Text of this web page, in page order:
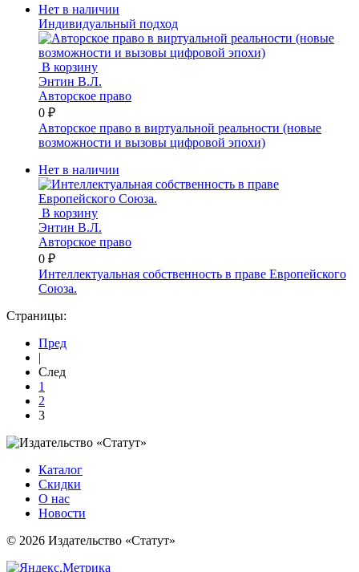
Нет в наличии
Индивидуальный подход
В корзину
Энтин В.Л.
Авторское право
0 ₽
Авторское право в виртуальной реальности (новые
возможности и вызовы цифровой эпохи)
Нет в наличии
В корзину
Энтин В.Л.
Авторское право
0 ₽
Интеллектуальная собственность в праве Европейского
Союза.
Страницы:
Пред
|
След
1
2
3
Каталог
Скидки
О нас
Новости
© 2026 Издательство «Статут»